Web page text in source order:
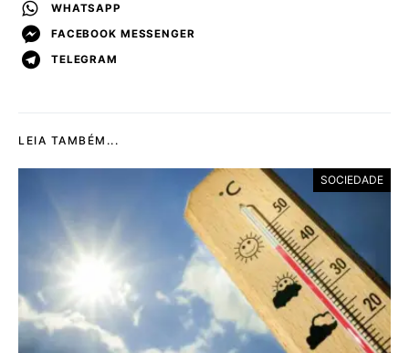
WHATSAPP
FACEBOOK MESSENGER
TELEGRAM
LEIA TAMBÉM...
SOCIEDADE